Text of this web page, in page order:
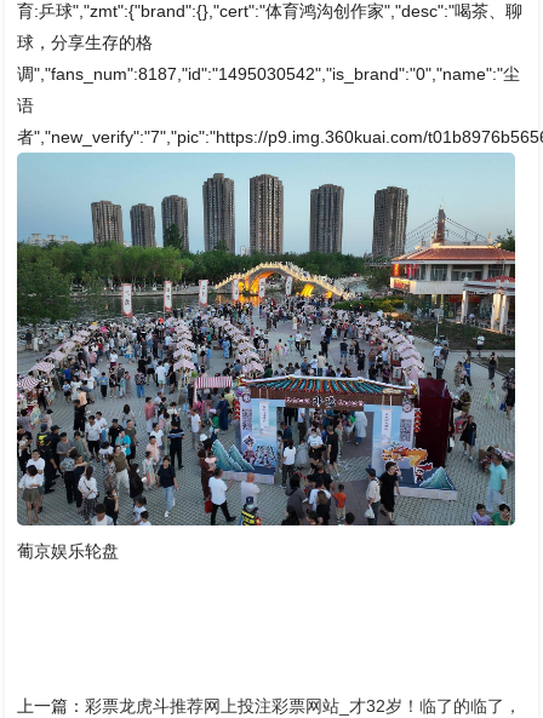
育:乒球","zmt":{"brand":{},"cert":"体育鸿沟创作家","desc":"喝茶、聊
球，分享生存的格
调","fans_num":8187,"id":"1495030542","is_brand":"0","name":"尘
语
者","new_verify":"7","pic":"https://p9.img.360kuai.com/
葡京娱乐轮盘
上一篇：彩票龙虎斗推荐网上投注彩票网站_才32岁！临了的临了，